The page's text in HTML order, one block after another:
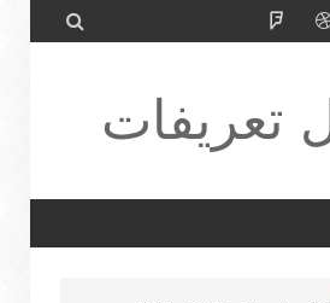

تعريفات
ولاب